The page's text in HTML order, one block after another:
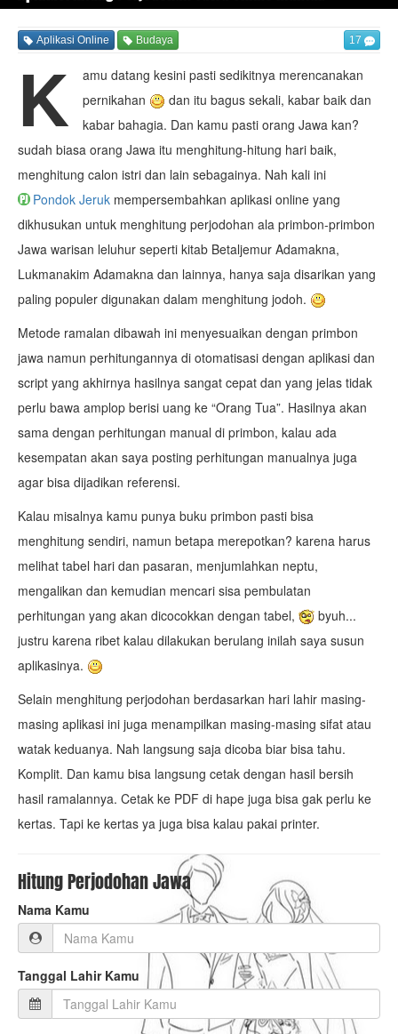
Aplikasi Online Budaya 17
K
amu datang kesini pasti sedikitnya merencanakan
pernikahan
dan itu bagus sekali, kabar baik dan
kabar bahagia. Dan kamu pasti orang Jawa kan?
sudah biasa orang Jawa itu menghitung-hitung hari baik,
menghitung calon istri dan lain sebagainya. Nah kali ini
Pondok Jeruk mempersembahkan aplikasi online yang
dikhusukan untuk menghitung perjodohan ala primbon-primbon
Jawa warisan leluhur seperti kitab Betaljemur Adamakna,
Lukmanakim Adamakna dan lainnya, hanya saja disarikan yang
paling populer digunakan dalam menghitung jodoh.
Metode ramalan dibawah ini menyesuaikan dengan primbon
jawa namun perhitungannya di otomatisasi dengan aplikasi dan
script yang akhirnya hasilnya sangat cepat dan yang jelas tidak
perlu bawa amplop berisi uang ke “Orang Tua”. Hasilnya akan
sama dengan perhitungan manual di primbon, kalau ada
kesempatan akan saya posting perhitungan manualnya juga
agar bisa dijadikan referensi.
Kalau misalnya kamu punya buku primbon pasti bisa
menghitung sendiri, namun betapa merepotkan? karena harus
melihat tabel hari dan pasaran, menjumlahkan neptu,
mengalikan dan kemudian mencari sisa pembulatan
perhitungan yang akan dicocokkan dengan tabel,
byuh...
justru karena ribet kalau dilakukan berulang inilah saya susun
aplikasinya.
Selain menghitung perjodohan berdasarkan hari lahir masing-
masing aplikasi ini juga menampilkan masing-masing sifat atau
watak keduanya. Nah langsung saja dicoba biar bisa tahu.
Komplit. Dan kamu bisa langsung cetak dengan hasil bersih
hasil ramalannya. Cetak ke PDF di hape juga bisa gak perlu ke
kertas. Tapi ke kertas ya juga bisa kalau pakai printer.
Hitung Perjodohan Jawa
Nama Kamu
Tanggal Lahir Kamu